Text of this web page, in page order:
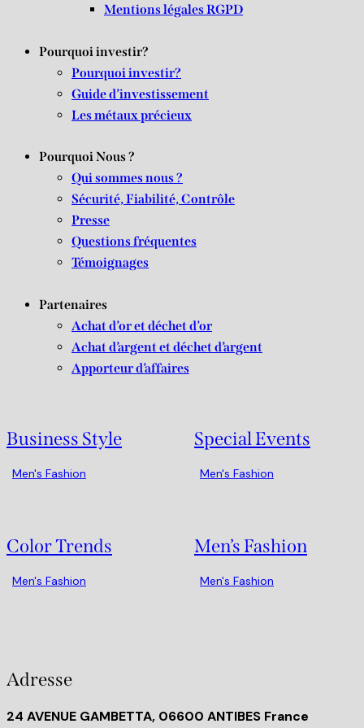
Mentions légales RGPD
Pourquoi investir?
Pourquoi investir?
Guide d’investissement
Les métaux précieux
Pourquoi Nous ?
Qui sommes nous ?
Sécurité, Fiabilité, Contrôle
Presse
Questions fréquentes
Témoignages
Partenaires
Achat d’or et déchet d’or
Achat d’argent et déchet d’argent
Apporteur d’affaires
Business Style
Men's Fashion
Special Events
Men's Fashion
Color Trends
Men's Fashion
Men’s Fashion
Men's Fashion
Adresse
24 AVENUE GAMBETTA, 06600 ANTIBES France